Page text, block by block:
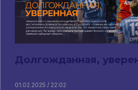
Долгожданная,
01.02.2025 / 22:02